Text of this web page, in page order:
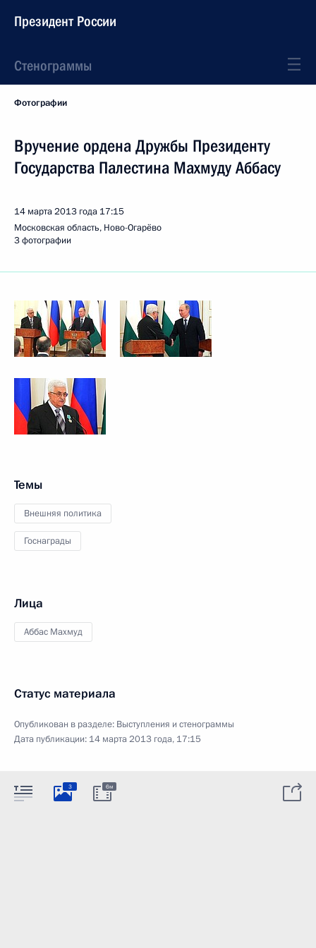
Президент России
Стенограммы
Фотографии
Вручение ордена Дружбы Президенту
Государства Палестина Махмуду Аббасу
14 марта 2013 года 17:15
Московская область, Ново-Огарёво
3 фотографии
Темы
Внешняя политика
Госнаграды
Лица
Аббас Махмуд
Статус материала
Опубликован в разделе: Выступления и стенограммы
Дата публикации: 14 марта 2013 года, 17:15
3 6м